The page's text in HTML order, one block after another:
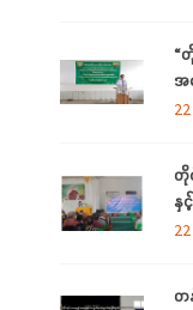
“
အ
ဆ
ပ
တို
နှ
လိုအပ်ခ
တ